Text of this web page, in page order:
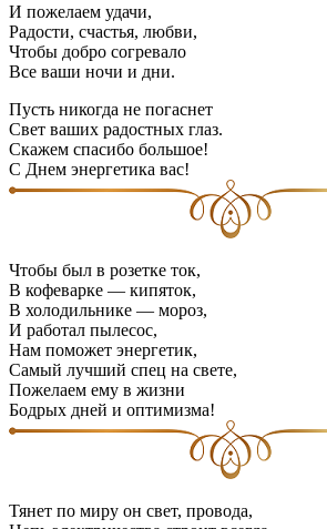
И пожелаем удачи,
Радости, счастья, любви,
Чтобы добро согревало
Все ваши ночи и дни.
Пусть никогда не погаснет
Свет ваших радостных глаз.
Скажем спасибо большое!
С Днем энергетика вас!
Чтобы был в розетке ток,
В кофеварке — кипяток,
В холодильнике — мороз,
И работал пылесос,
Нам поможет энергетик,
Самый лучший спец на свете,
Пожелаем ему в жизни
Бодрых дней и оптимизма!
Тянет по миру он свет, провода,